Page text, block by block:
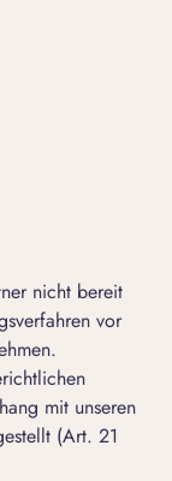
nicht bereit
vor
mit unseren
(Art. 21